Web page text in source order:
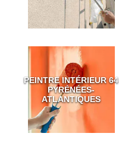
PEINTRE INTÉRIEUR 64
PYRÉNÉES-
ATLANTIQUES